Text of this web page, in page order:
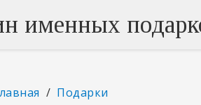
именных
/ Подарки